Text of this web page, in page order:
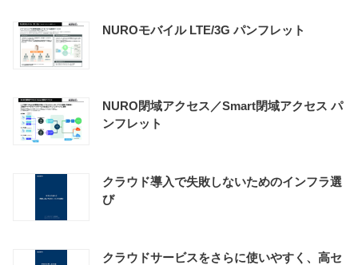
NUROモバイル LTE/3G パンフレット
NURO閉域アクセス／Smart閉域アクセス パ
ンフレット
クラウド導入で失敗しないためのインフラ選
び
クラウドサービスをさらに使いやすく、高セ